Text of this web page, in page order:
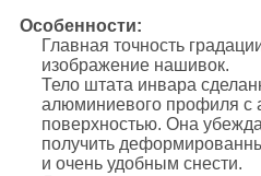
Особенности:
Главная точность
изображение нашивок.
Тело штата инвара
алюминиевого профиля с
поверхностью. Она
получить
и очень удобным снести.